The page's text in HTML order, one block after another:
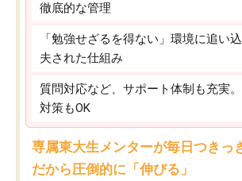
徹底的な管理
「勉強せざるを得ない」環境に追い
夫された仕組み
質問対応など、サポート体制も充実
対策もOK
専属東大生メンターが毎日つきっ
だから圧倒的に「伸びる」